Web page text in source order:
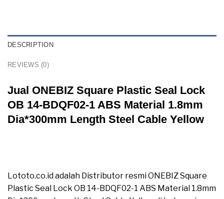
DESCRIPTION
REVIEWS (0)
Jual ONEBIZ Square Plastic Seal Lock
OB 14-BDQF02-1 ABS Material 1.8mm
Dia*300mm Length Steel Cable Yellow
Lototo.co.id adalah Distributor resmi ONEBIZ Square
Plastic Seal Lock OB 14-BDQF02-1 ABS Material 1.8mm